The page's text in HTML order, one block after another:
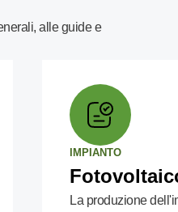
alle guide e
IMPIANTO
La produzione